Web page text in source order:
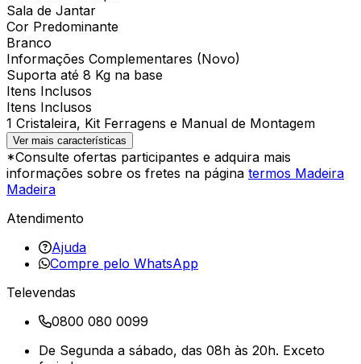
Sala de Jantar
Cor Predominante
Branco
Informações Complementares (Novo)
Suporta até 8 Kg na base
Itens Inclusos
Itens Inclusos
1 Cristaleira, Kit Ferragens e Manual de Montagem
Ver mais características
*Consulte ofertas participantes e adquira mais
informações sobre os fretes na página termos Madeira
Madeira
Atendimento
Ajuda
Compre pelo WhatsApp
Televendas
0800 080 0099
De Segunda a sábado, das 08h às 20h. Exceto